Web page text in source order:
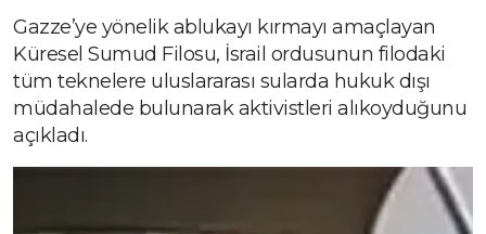
Gazze’ye yönelik ablukayı kırmayı amaçlayan
Küresel Sumud Filosu, İsrail ordusunun filodaki
tüm teknelere uluslararası sularda hukuk dışı
müdahalede bulunarak aktivistleri alıkoyduğunu
açıkladı.